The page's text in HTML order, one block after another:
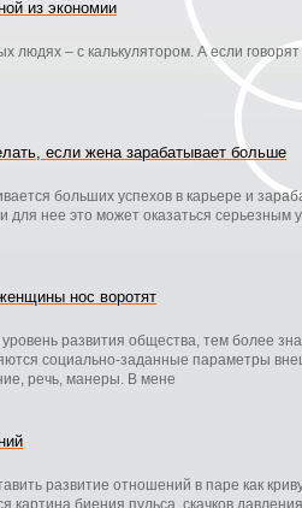
из экономии
людях – с калькулятором. А если
если жена зарабатывает больше
больших успехов в карьере и
для нее это может оказаться серьезным
нос воротят
развития общества, тем более
социально-заданные параметры
речь, манеры. В мене
развитие отношений в паре как
картина биения пульса, скачков